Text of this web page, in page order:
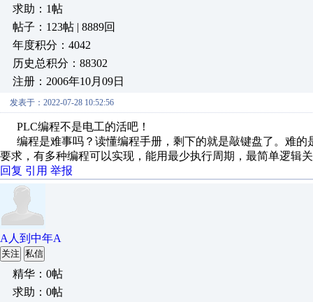
求助：1帖
帖子：123帖 | 8889回
年度积分：4042
历史总积分：88302
注册：2006年10月09日
发表于：2022-07-28 10:52:56
PLC编程不是电工的活吧！
编程是难事吗？读懂编程手册，剩下的就是敲键盘了。难的
要求，有多种编程可以实现，能用最少执行周期，最简单逻辑
回复 引用 举报
A人到中年A
关注 私信
精华：0帖
求助：0帖